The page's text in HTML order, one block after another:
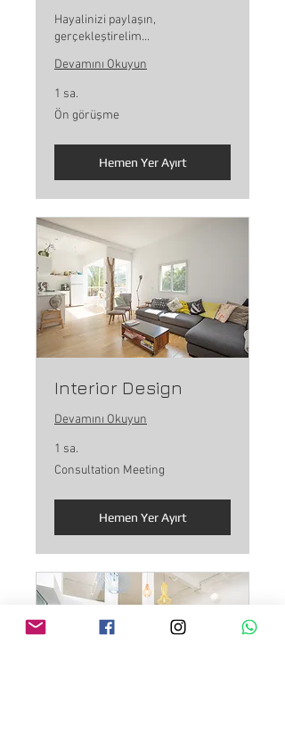
Hayalinizi paylaşın,
gerçekleştirelim...
Devamını Okuyun
1 sa.
Ön
görüşme
Ön görüşme
Hemen Yer Ayırt
Interior Design
Devamını Okuyun
1 sa.
Consultation
Meeting
Consultation Meeting
Hemen Yer Ayırt